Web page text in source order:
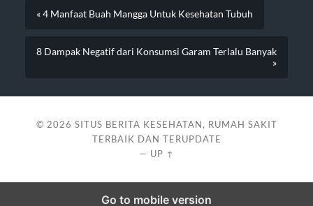
« 4 Manfaat Buah Mangga Untuk Kesehatan Tubuh
8 Dampak Negatif dari Konsumsi Garam Terlalu Banyak
»
© 2026 SITUS BERITA KESEHATAN, RUMAH SAKIT
TERBAIK DAN TERUPDATE
— UP ↑
Go to mobile version